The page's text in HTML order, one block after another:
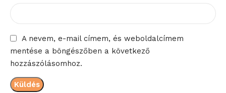
A nevem, e-mail címem, és weboldalcímem
mentése a böngészőben a következő
hozzászólásomhoz.